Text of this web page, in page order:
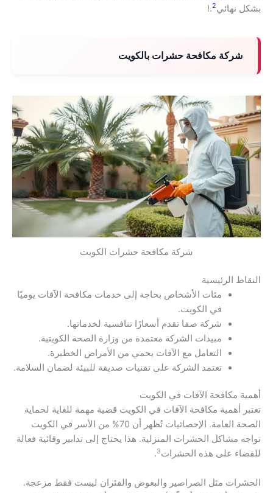
بشكل نهائي2
.!
شركة مكافحة حشرات بالكويت
شركة مكافحة حشرات الكويت
النقاط الرئيسية
مئات الأشخاص بحاجة إلى خدمات مكافحة الآفات يوميًا
في الكويت.
شركة صفا تقدم أسعارًا تنافسية لخدماتها.
مبيدات الشركة معتمدة من وزارة الصحة الكويتية.
التعامل مع الآفات يحمي من الأمراض الخطيرة.
تعتمد الشركة على تقنيات صديقة للبيئة لضمان السلامة.
أهمية مكافحة الآفات في الكويت
تعتبر أهمية مكافحة الآفات في الكويت قضية مهمة للغاية لحماية
الصحة العامة. الإحصائيات تُظهر أن 70% من الأسر في الكويت
تواجه مشاكل الحشرات المنزلية. هذا يحتاج إلى تدابير وقائية فعالة
للقضاء على هذه الحشرات3
.
الحشرات مثل الصراصير والبعوض والفئران ليست فقط مزعجة.